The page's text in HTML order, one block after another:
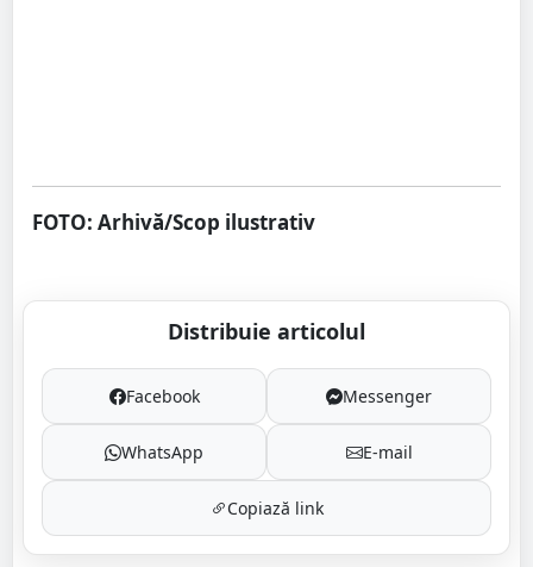
FOTO: Arhivă/Scop ilustrativ
Distribuie articolul
Facebook Messenger
WhatsApp E-mail
Copiază link